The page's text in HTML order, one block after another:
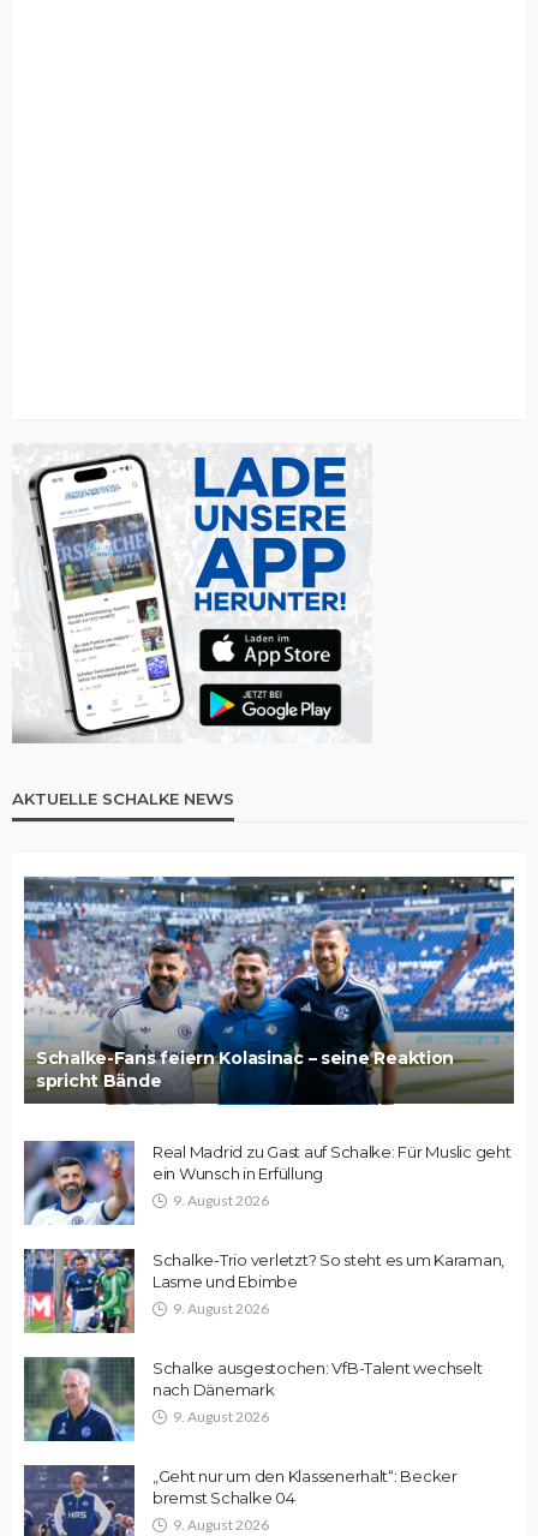
AKTUELLE SCHALKE NEWS
Schalke-Fans feiern Kolasinac – seine Reaktion
spricht Bände
Real Madrid zu Gast auf Schalke: Für Muslic geht
ein Wunsch in Erfüllung
9. August 2026
Schalke-Trio verletzt? So steht es um Karaman,
Lasme und Ebimbe
9. August 2026
Schalke ausgestochen: VfB-Talent wechselt
nach Dänemark
9. August 2026
„Geht nur um den Klassenerhalt“: Becker
bremst Schalke 04
9. August 2026